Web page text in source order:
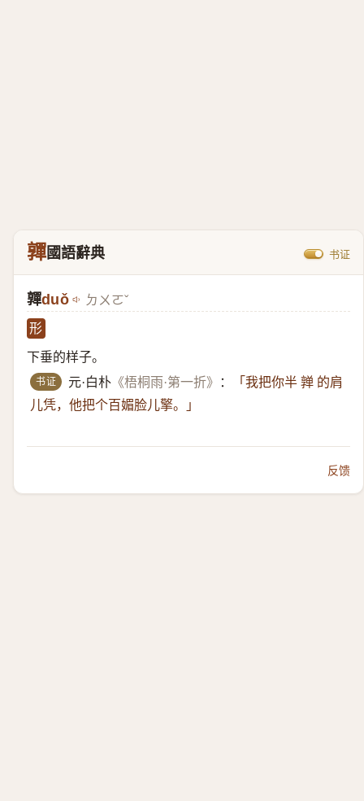
嚲國語辭典 书证
嚲duǒ ㄉㄨㄛˇ
形
下垂的样子。
书证 元·白朴 《梧桐雨·第一折》 ：
「我把你半 亸 的肩
儿凭，他把个百媚脸儿擎。」
反馈